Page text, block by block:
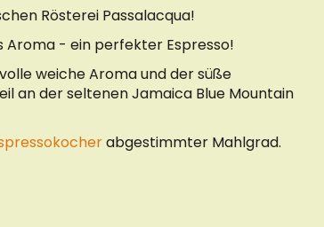
Rösterei Passalacqua!
Aroma - ein perfekter Espresso!
weiche Aroma und der süße
an der seltenen Jamaica Blue Mountain
abgestimmter Mahlgrad.